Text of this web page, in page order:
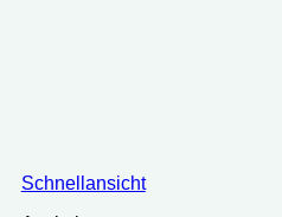
Schnellansicht